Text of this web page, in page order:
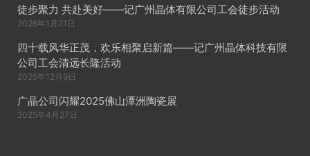
徒步聚力 共赴美好——记广州晶体有限公司工会徒步活动
2026年1月21日
四十载风华正茂，欢乐相聚启新篇——记广州晶体科技有限
公司工会清远长隆活动
2025年12月9日
广晶公司闪耀2025佛山潭洲陶瓷展
2025年4月27日